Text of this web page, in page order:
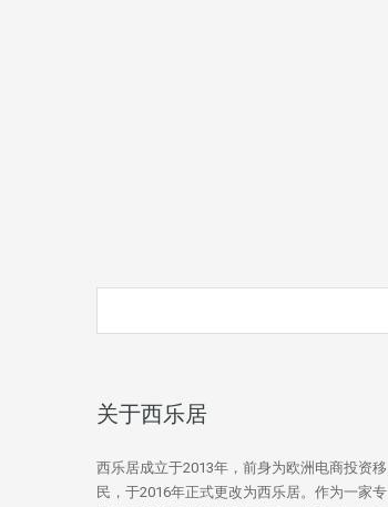
关于西乐居
西乐居成立于2013年，前身为欧洲电商投资移
民，于2016年正式更改为西乐居。作为一家专